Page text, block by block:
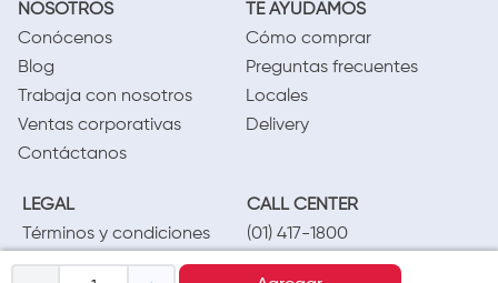
NOSOTROS
Conócenos
Blog
Trabaja con nosotros
Ventas corporativas
Contáctanos
TE AYUDAMOS
Cómo comprar
Preguntas frecuentes
Locales
Delivery
LEGAL
Términos y condiciones
Políticas de privacidad
CALL CENTER
(01) 417-1800